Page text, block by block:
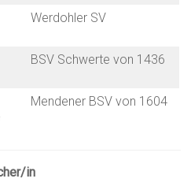
Werdohler SV
BSV Schwerte von 1436
Mendener BSV von 1604
in